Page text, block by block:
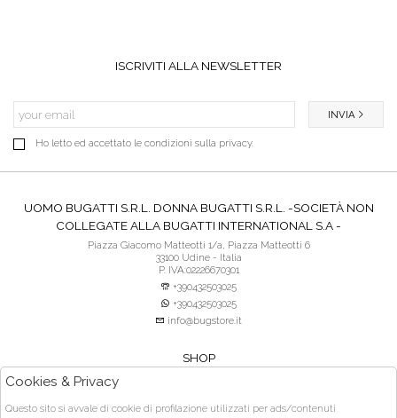
ISCRIVITI ALLA NEWSLETTER
Ho letto ed accettato le condizioni sulla privacy.
INVIA
UOMO BUGATTI S.R.L. DONNA BUGATTI S.R.L. -SOCIETÀ NON
COLLEGATE ALLA BUGATTI INTERNATIONAL S.A -
Piazza Giacomo Matteotti 1/a, Piazza Matteotti 6
33100 Udine - Italia
P. IVA:02226670301
+390432503025
+390432503025
info@bugstore.it
SHOP
ACQUISTO SICURO
Cookies & Privacy
Questo sito si avvale di cookie di profilazione utilizzati per ads/contenuti